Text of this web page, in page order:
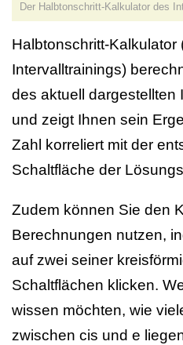
Der Halbtonschritt-Kalkulator des
Halbtonschritt-
Intervalltrainings)
des aktuell dargestellten
und zeigt Ihnen sein
Zahl korreliert mit der
Schaltfläche der
Zudem können Sie den
Berechnungen nutzen,
auf zwei seiner
Schaltflächen klicken.
wissen möchten, wie
zwischen cis und e